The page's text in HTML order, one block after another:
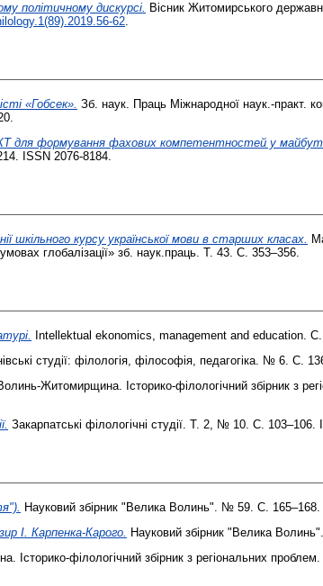
політичному дискурсі. Вісник Житомирського
62.
«Гобсек». Зб. наук. Праць Міжнародної наук.-практ.
для формування фахових компетентностей у
ISSN 2076-8184.
шкільного курсу української мови в старших класах.
глобалізації» зб. наук.праць. Т. 43. С. 353–356.
Intellektual ekonomics, management and education.
студії: філологія, філософія, педагогіка. № 6. С.
Житомирщина. Історико-філологічний збірник з
Закарпатські філологічні студії. Т. 2, № 10. С. 103–106.
Науковий збірник "Велика Волинь". № 59. С. 165–168.
І. Карпенка-Карого.
Науковий збірник "Велика
Історико-філологічний збірник з регіональних